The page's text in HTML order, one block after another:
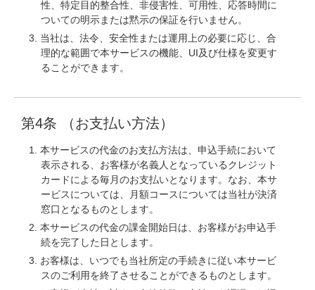
性、特定目的整合性、非侵害性、可用性、応答時間に
ついての明示または黙示の保証を行いません。
当社は、法令、安全性または運用上の必要に応じ、合
理的な範囲で本サービスの機能、UI及び仕様を変更す
ることができます。
第4条 （お支払い方法）
本サービスの代金のお支払方法は、申込手続において
表示される、お客様が名義人となっているクレジット
カードによる毎月のお支払いとなります。なお、本サ
ービスについては、月額コースについては当社が決済
窓口となるものとします。
本サービスの代金の課金開始日は、お客様がお申込手
続を完了した日とします。
お客様は、いつでも当社所定の手続きに従い本サービ
スのご利用を終了させることができるものとします。